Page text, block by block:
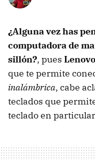
¿Alguna vez has
computadora de
sillón?, pues
que te permite
inalámbrica, cabe
teclados que
teclado en